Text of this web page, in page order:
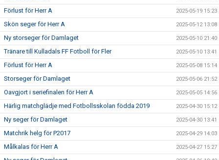
Förlust för Herr A 2025-05-19 15:23
Skön seger för Herr A 2025-05-12 13:08
Ny storseger för Damlaget 2025-05-10 21:40
Tränare till Kulladals FF Fotboll för Fler 2025-05-10 13:41
Förlust för Herr A 2025-05-08 15:14
Storseger för Damlaget 2025-05-06 21:52
Oavgjort i seriefinalen för Herr A 2025-05-05 14:56
Härlig matchglädje med Fotbollsskolan födda 2019 2025-04-30 15:12
Ny seger för Damlaget 2025-04-30 13:41
Matchrik helg för P2017 2025-04-29 14:03
Målkalas för Herr A 2025-04-27 15:27